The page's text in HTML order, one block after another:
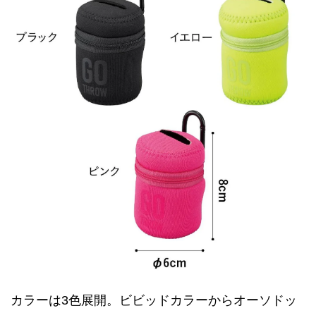
カラーは3色展開。ビビッドカラーからオーソドッ